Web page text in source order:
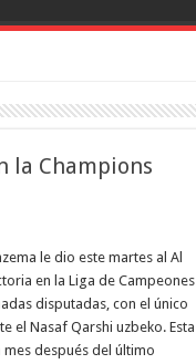
la Champions
le dio este martes al Al
en la Liga de Campeones
disputadas, con el único
el Nasaf Qarshi uzbeko. Esta
después del último